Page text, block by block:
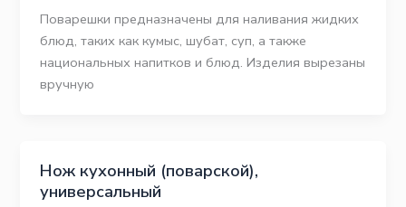
Поварешки предназначены для наливания жидких
блюд, таких как кумыс, шубат, суп, а также
национальных напитков и блюд. Изделия вырезаны
вручную
Нож кухонный (поварской),
универсальный